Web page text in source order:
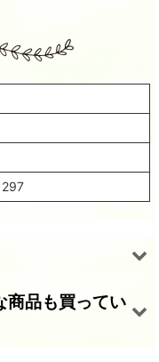
商品も買ってい